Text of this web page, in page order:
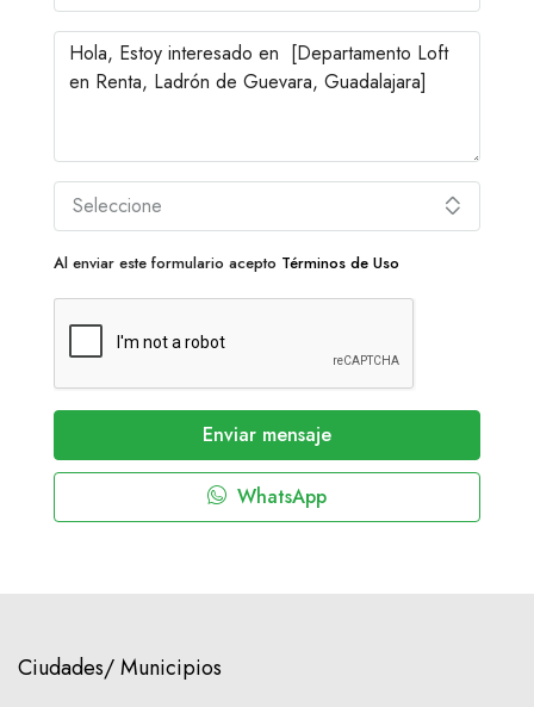
Seleccione
Al enviar este formulario acepto Términos de Uso
Enviar mensaje
WhatsApp
Ciudades/ Municipios